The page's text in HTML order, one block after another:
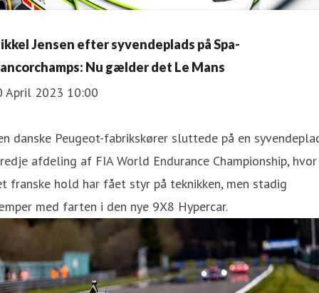
Jensen efter syvendeplads på Spa-
Nu gælder det Le Mans
April 2023 10:00
danske Peugeot-fabrikskører sluttede på en
afdeling af FIA World Endurance Championship, hvor
franske hold har fået styr på teknikken, men stadig
med farten i den nye 9X8 Hypercar.